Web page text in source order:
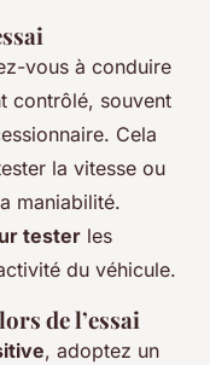
vous à conduire
contrôlé, souvent
Cela
la vitesse ou
maniabilité.
tester les
du véhicule.
de l’essai
, adoptez un